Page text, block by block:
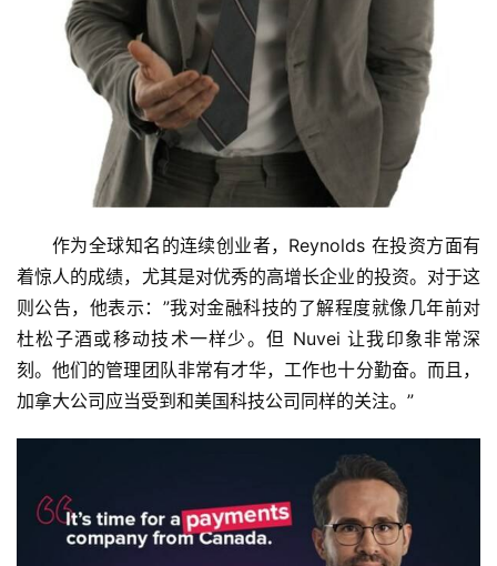
作为全球知名的连续创业者，Reynolds 在投资方面有
着惊人的成绩，尤其是对优秀的高增长企业的投资。对于这
则公告，他表示：”我对金融科技的了解程度就像几年前对
杜松子酒或移动技术一样少。但 Nuvei 让我印象非常深
刻。他们的管理团队非常有才华，工作也十分勤奋。而且，
加拿大公司应当受到和美国科技公司同样的关注。”